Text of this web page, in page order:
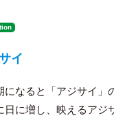
イ
になると「アジサイ」
日に増し、映えるアジ